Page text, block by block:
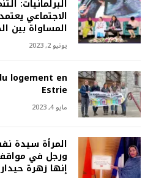
البرلمانيات:
الاجتماعي
المساواة بين
يونيو 2, 2023
logement en
Estrie
مايو 4, 2023
المرأة سيدة
ورجل في
إنها زهرة حيدار